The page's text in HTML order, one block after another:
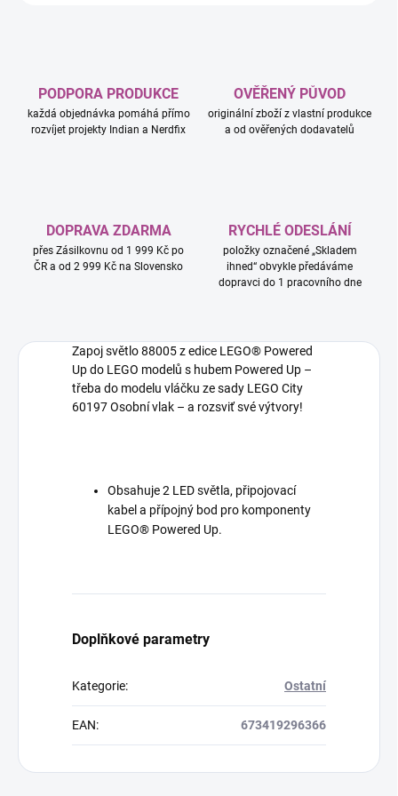
PODPORA PRODUKCE
každá objednávka pomáhá přímo
rozvíjet projekty Indian a Nerdfix
OVĚŘENÝ PŮVOD
originální zboží z vlastní produkce
a od ověřených dodavatelů
DOPRAVA ZDARMA
přes Zásilkovnu od 1 999 Kč po
ČR a od 2 999 Kč na Slovensko
RYCHLÉ ODESLÁNÍ
položky označené „Skladem
ihned“ obvykle předáváme
dopravci do 1 pracovního dne
Zapoj světlo 88005 z edice LEGO® Powered
Up do LEGO modelů s hubem Powered Up –
třeba do modelu vláčku ze sady LEGO City
60197 Osobní vlak – a rozsviť své výtvory!
Obsahuje 2 LED světla, připojovací
kabel a přípojný bod pro komponenty
LEGO® Powered Up.
Doplňkové parametry
Kategorie: Ostatní
EAN: 673419296366